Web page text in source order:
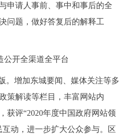
申请人事前、事中和事后的全
问题，做好答复后的解释工
开全渠道全平台
增加东城要闻、媒体关注等多
策解读等栏目，丰富网站内
获评“2020年度中国政府网站领
动，进一步扩大公众参与。区